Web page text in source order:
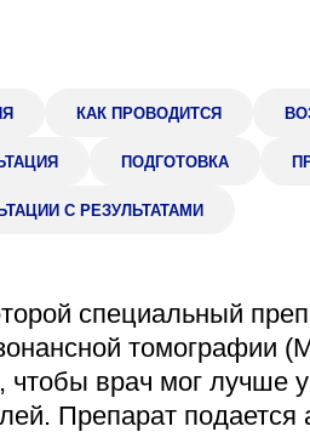
КАК ПРОВОДИТСЯ
ПОДГОТОВКА
С РЕЗУЛЬТАТАМИ
специальный
томографии
чтобы врач мог лучше
Препарат